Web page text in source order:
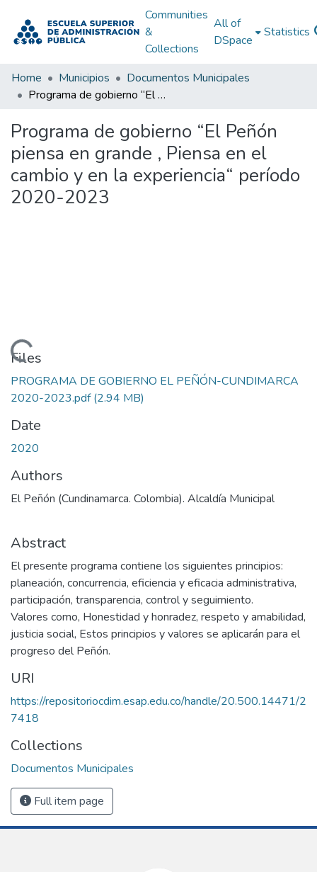
Communities
&
Collections
All of
DSpace
Statistics
Home Municipios
Documentos Municipales
Programa de gobierno “El Peñón piensa en grande , Piensa en el cambio y en la experiencia“ período 2020-2023
Programa de gobierno “El Peñón
piensa en grande , Piensa en el
cambio y en la experiencia“ período
2020-2023
Loading...
Files
PROGRAMA DE GOBIERNO EL PEÑÓN-CUNDIMARCA
2020-2023.pdf(2.94 MB)
Date
2020
Authors
El Peñón (Cundinamarca. Colombia). Alcaldía Municipal
Abstract
El presente programa contiene los siguientes principios:
planeación, concurrencia, eficiencia y eficacia administrativa,
participación, transparencia, control y seguimiento.
Valores como, Honestidad y honradez, respeto y amabilidad,
justicia social, Estos principios y valores se aplicarán para el
progreso del Peñón.
URI
https://repositoriocdim.esap.edu.co/handle/20.500.14471/2
7418
Collections
Documentos Municipales
Full item page